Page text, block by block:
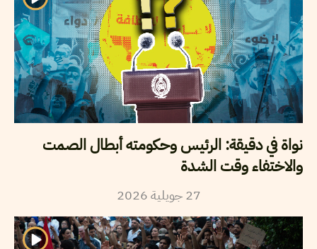
نواة في دقيقة: الرئيس وحكومته أبطال الصمت
والاختفاء وقت الشدة
27 جويلية2026